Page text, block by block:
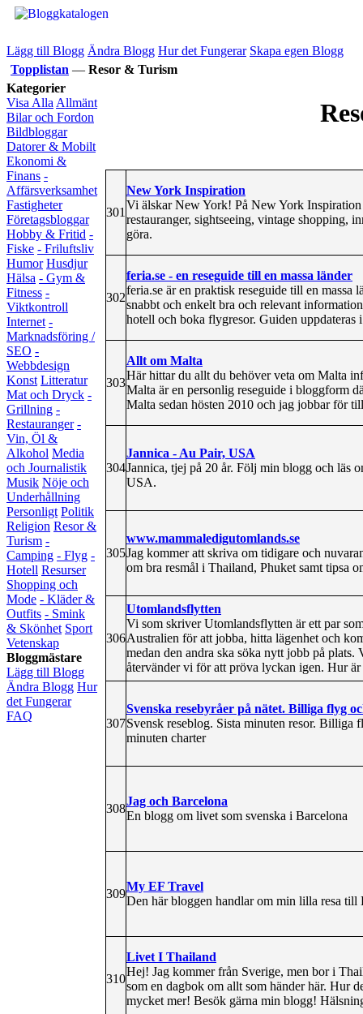
Lägg till Blogg Ändra Blogg Hur det Fungerar Skapa egen Blogg
Topplistan — Resor & Turism
Kategorier
Visa Alla Allmänt
Bilar och Fordon
Bildbloggar
Datorer & Mobilt
Ekonomi &
Finans -
Affärsverksamhet
Fastigheter
Företagsbloggar
Hobby & Fritid -
Fiske - Friluftsliv
Humor Husdjur
Hälsa - Gym &
Fitness -
Viktkontroll
Internet -
Marknadsföring /
SEO -
Webbdesign
Konst Litteratur
Mat och Dryck -
Grillning -
Restauranger -
Vin, Öl &
Alkohol Media
och Journalistik
Musik Nöje och
Underhållning
Personligt Politik
Religion Resor &
Turism -
Camping - Flyg -
Hotell Resurser
Shopping och
Mode - Kläder &
Outfits - Smink
& Skönhet Sport
Vetenskap
Bloggmästare
Lägg till Blogg
Ändra Blogg Hur
det Fungerar
FAQ
301
New York Inspiration
Vi älskar New York! På New York
restauranger, sightseeing, vintage shopping,
göra.
302
feria.se - en reseguide till en massa länder
feria.se är en praktisk reseguide till en
snabbt och enkelt bra och relevant
hotell och boka flygresor. Guiden
303
Allt om Malta
Här hittar du allt du behöver veta om Malta
Malta är en personlig reseguide i bloggform
Malta sedan hösten 2010 och jag jobbar för
304
Jannica - Au Pair, USA
Jannica, tjej på 20 år. Följ min blogg och läs
USA.
305
www.mammaledigutomlands.se
Jag kommer att skriva om tidigare och
om bra resmål i Thailand, Phuket samt tipsa
306
Utomlandsflytten
Vi som skriver Utomlandsflytten är ett par
Australien för att jobba, hitta lägenhet och
medan den andra ska söka nytt jobb på
återvänder vi för att pröva lyckan igen. Hur
307
Svenska resebyråer på nätet. Billiga flyg
Svensk reseblog. Sista minuten resor. Billiga
minuten charter
308
Jag och Barcelona
En blogg om livet som svenska i Barcelona
309
My EF Travel
Den här bloggen handlar om min lilla resa till
310
Livet I Thailand
Hej! Jag kommer från Sverige, men bor i
som en dagbok om allt som händer här. Hur
mycket mer! Besök gärna min blogg!